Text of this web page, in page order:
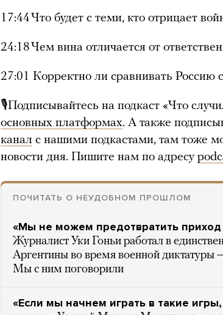
17:44 Что будет с теми, кто отрицает
24:18 Чем вина отличается от
27:01 Корректно ли сравнивать Россию
🎙Подписывайтесь на подкаст «Что
основных платформах. А также
канал с нашими подкастами, там тоже
новости дня. Пишите нам по адресу
ПОЧИТАТЬ О НЕУДОБНОМ ПРОШЛОМ
«Мы не можем предотвратить приход
Журналист Уки Гоньи работал в
Аргентины во время военной диктатуры
Мы с ним поговорили
«Если мы начнем играть в такие